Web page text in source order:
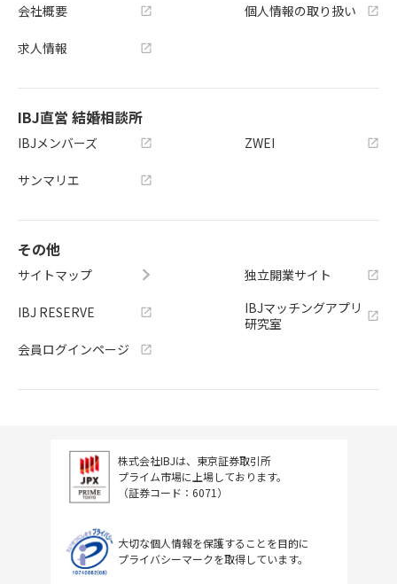
会社概要
求人情報
個人情報の取り扱い
IBJ直営 結婚相談所
IBJメンバーズ
サンマリエ
ZWEI
その他
サイトマップ
IBJ RESERVE
会員ログインページ
独立開業サイト
IBJマッチングアプリ
研究室
株式会社IBJは、東京証券取引所
プライム市場に上場しております。
（証券コード：6071）
大切な個人情報を保護することを目的に
プライバシーマークを取得しています。